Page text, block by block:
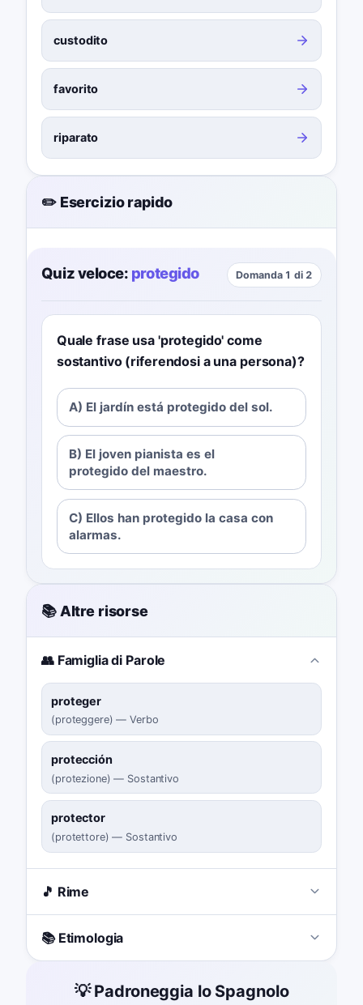
custodito
favorito
riparato
✏️ Esercizio rapido
Quiz veloce: protegido Domanda 1 di 2
Quale frase usa 'protegido' come
sostantivo (riferendosi a una persona)?
A) El jardín está protegido del sol.
B) El joven pianista es el
protegido del maestro.
C) Ellos han protegido la casa con
alarmas.
📚 Altre risorse
👥 Famiglia di Parole
proteger
(proteggere) —Verbo
protección
(protezione) — Sostantivo
protector
(protettore) — Sostantivo
🎵 Rime
📚 Etimologia
💡 Padroneggia lo Spagnolo